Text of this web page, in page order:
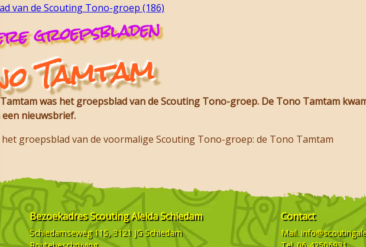
van de Scouting Tono-groep (186)
groepsbladen
Tamtam
was het groepsblad van de Scouting Tono-groep. De Tono Tamtam
nieuwsbrief.
het groepsblad van de voormalige Scouting Tono-groep: de Tono Tamtam
BezoekadresScouting Aleida Schiedam
Schiedamseweg 115, 3121 JGSchiedam
Routebeschrijving
Contact
Mail.
Tel. 06-42506931